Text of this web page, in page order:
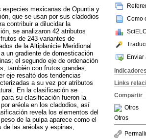
Como
Enviar
Indicadores
Links
Compartir
Otros
Otros
especies mexicanas de Opuntia y
que se usan por sus cladodios
contribuir a dilucidar la
se analizaron 42 atributos
de 243 variantes de
de la Altiplanicie Meridional
un gradiente de domesticación
el segundo eje de ordenación
también con frutos grandes,
eje resaltó dos tendencias
a su vez por atributos
En la clasificación se
su clasificación fueron la
aréola en los cladodios, así
revela los elementos del
de la pulpa aparece como el
de las aréolas y espinas,